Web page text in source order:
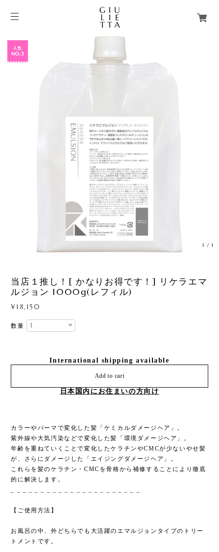
1 /1
当店１推し！[ かなりお得です！] リケラエマ
ルジョン 1000g(レフィル)
¥18,150
数量
International shipping available
Add to cart
日本国内にお住まいの方向け
カラーやパーマで変化した髪「ケミカルダメージヘア」。
紫外線や大気汚染などで変化した髪「環境ダメージヘア」。
年齢を重ねていくことで変化したケラチンやCMCが少ないやせ髪
が、さらにダメージした「エイジングダメージヘア」。
これらを髪のケラチン・CMCを骨格から補修することにより徹底
的に解決します。
【ご使用方法】
お風呂の中、外どちらでも大活躍のエマルジョンタイプのトリー
トメントです。